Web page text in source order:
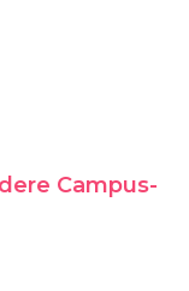
Campus-